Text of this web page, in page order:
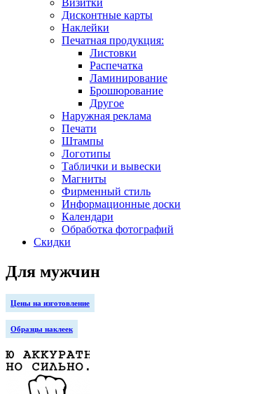
Дисконтные карты
Наклейки
Печатная продукция:
Листовки
Распечатка
Ламинирование
Брошюрование
Другое
Наружная реклама
Печати
Штампы
Логотипы
Таблички и вывески
Магниты
Фирменный стиль
Информационные доски
Календари
Обработка фотографий
Скидки
Для мужчин
Цены на изготовление
Образцы наклеек